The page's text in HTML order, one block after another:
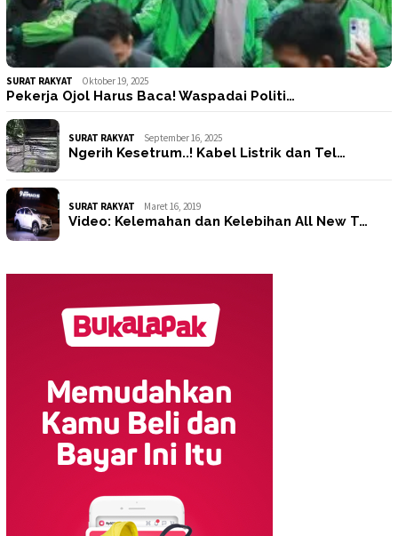
SURAT RAKYAT Oktober 19, 2025
Pekerja Ojol Harus Baca! Waspadai Politi…
SURAT RAKYAT September 16, 2025
Ngerih Kesetrum..! Kabel Listrik dan Tel…
SURAT RAKYAT Maret 16, 2019
Video: Kelemahan dan Kelebihan All New T…